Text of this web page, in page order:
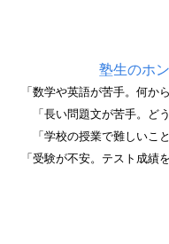
塾生のホ
「数学や英語が苦手。何か
「長い問題文が苦手。ど
「学校の授業で難しいこ
「受験が不安。テスト成績